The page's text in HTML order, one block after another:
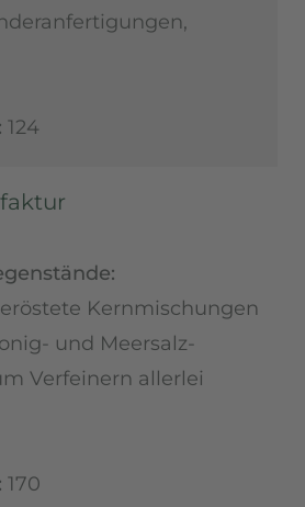
124
Kernmischungen
und Meersalz-
Verfeinern allerlei
170